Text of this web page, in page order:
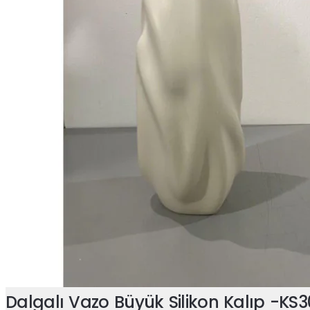
Dalgalı Vazo Büyük Silikon Kalıp -